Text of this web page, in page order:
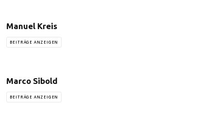
Manuel Kreis
BEITRÄGE ANZEIGEN
Marco Sibold
BEITRÄGE ANZEIGEN